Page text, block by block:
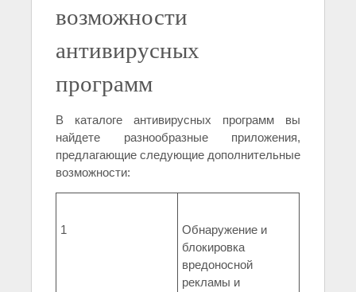
возможности
антивирусных
программ
В каталоге антивирусных программ вы
найдете разнообразные приложения,
предлагающие следующие дополнительные
возможности:
1
Обнаружение и
блокировка
вредоносной
рекламы и